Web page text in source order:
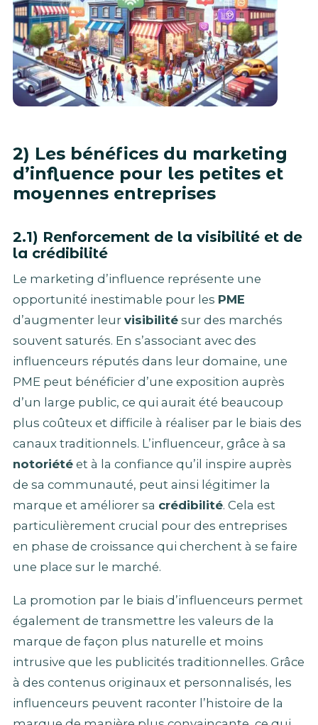
2) Les bénéfices du marketing
d’influence pour les petites et
moyennes entreprises
2.1) Renforcement de la visibilité et de
la crédibilité
Le marketing d’influence représente une
opportunité inestimable pour les PME
d’augmenter leur visibilité sur des marchés
souvent saturés. En s’associant avec des
influenceurs réputés dans leur domaine, une
PME peut bénéficier d’une exposition auprès
d’un large public, ce qui aurait été beaucoup
plus coûteux et difficile à réaliser par le biais des
canaux traditionnels. L’influenceur, grâce à sa
notoriété et à la confiance qu’il inspire auprès
de sa communauté, peut ainsi légitimer la
marque et améliorer sa crédibilité. Cela est
particulièrement crucial pour des entreprises
en phase de croissance qui cherchent à se faire
une place sur le marché.
La promotion par le biais d’influenceurs permet
également de transmettre les valeurs de la
marque de façon plus naturelle et moins
intrusive que les publicités traditionnelles. Grâce
à des contenus originaux et personnalisés, les
influenceurs peuvent raconter l’histoire de la